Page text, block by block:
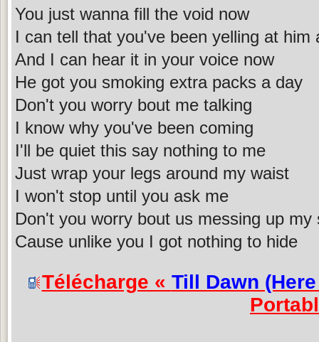
You just wanna fill the void now
I can tell that you've been yelling at him
And I can hear it in your voice now
He got you smoking extra packs a day
Don't you worry bout me talking
I know why you've been coming
I'll be quiet this say nothing to me
Just wrap your legs around my waist
I won't stop until you ask me
Don't you worry bout us messing up my
Cause unlike you I got nothing to hide
Télécharge « Till Dawn